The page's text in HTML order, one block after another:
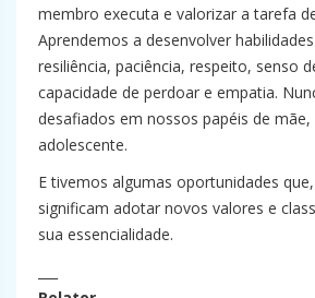
membro executa e valorizar a tarefa
Aprendemos a desenvolver
resiliência, paciência, respeito, senso
capacidade de perdoar e empatia.
desafiados em nossos papéis de mãe,
adolescente.
E tivemos algumas oportunidades
significam adotar novos valores e
sua essencialidade.